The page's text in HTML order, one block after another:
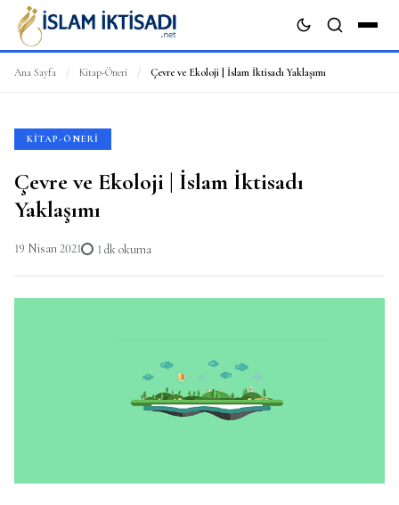
Ana Sayfa / Kitap-Öneri / Çevre ve Ekoloji | İslam İktisadı Yaklaşımı
KITAP-ÖNERI
Çevre ve Ekoloji | İslam İktisadı
Yaklaşımı
19 Nisan 2021 1 dk okuma